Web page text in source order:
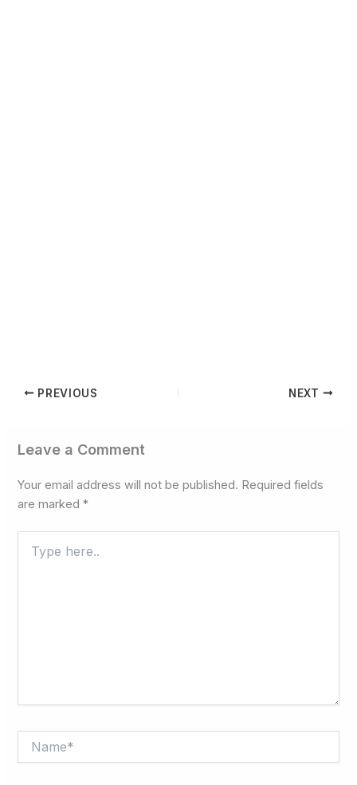
PREVIOUS NEXT
Leave a Comment
Your email address will not be published. Required fields
are marked*
here..